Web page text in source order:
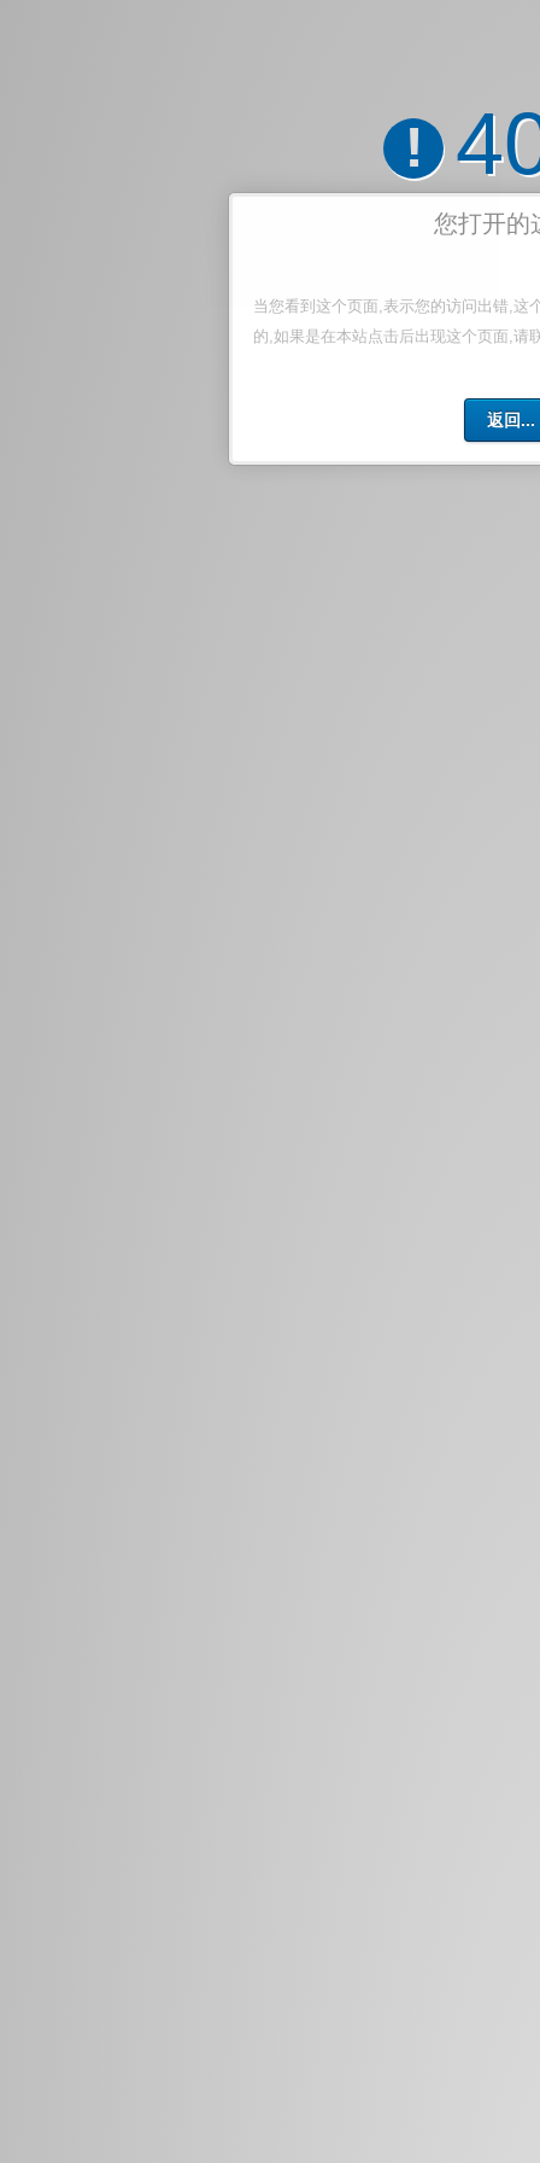
!
您打开的
当您看到这个页面,表示您的访问出错,这
的,如果是在本站点击后出现这个页面,请
返回...